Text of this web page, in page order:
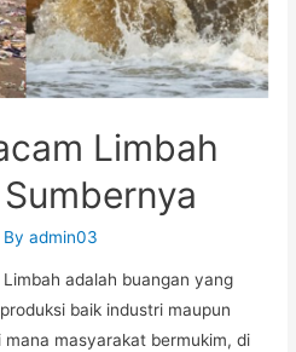
Limbah
Byadmin03
adalah buangan yang
baik industri maupun
masyarakat bermukim, di